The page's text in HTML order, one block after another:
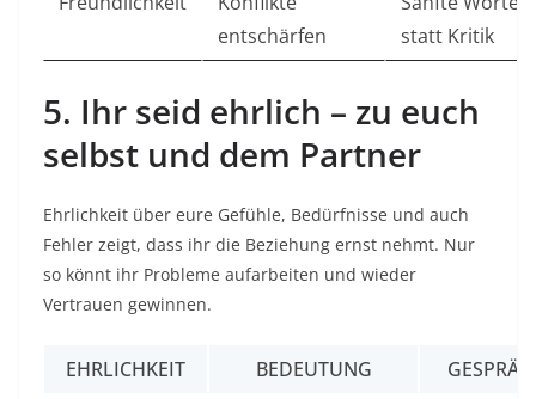
entschärfen
statt Kritik
5. Ihr seid ehrlich – zu euch
selbst und dem Partner
Ehrlichkeit über eure Gefühle, Bedürfnisse und auch
Fehler zeigt, dass ihr die Beziehung ernst nehmt. Nur
so könnt ihr Probleme aufarbeiten und wieder
Vertrauen gewinnen.
EHRLICHKEIT BEDEUTUNG